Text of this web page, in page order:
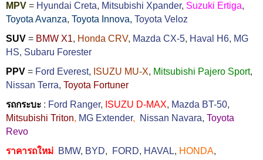
MPV = Hyundai Creta, Mitsubishi Xpander, Suzuki Ertiga,
Toyota Avanza, Toyota Innova, Toyota Veloz
SUV = BMW X1, Honda CRV, Mazda CX-5, Haval H6, MG
HS, Subaru Forester
PPV = Ford Everest, ISUZU MU-X, Mitsubishi Pajero Sport,
Nissan Terra, Toyota Fortuner
รถกระบะ : Ford Ranger, ISUZU D-MAX, Mazda BT-50,
Mitsubishi Triton, MG Extender, Nissan Navara, Toyota
Revo
ราคารถใหม่ BMW, BYD, FORD, HAVAL, HONDA,